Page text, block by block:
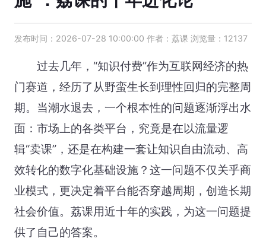
发布时间：2026-07-28 10:00:00 作者：荔课 浏览量：12137
过去几年，“知识付费”作为互联网经济的热
门赛道，经历了从野蛮生长到理性回归的完整周
期。当潮水退去，一个根本性的问题逐渐浮出水
面：市场上的各类平台，究竟是在以流量逻
辑“卖课”，还是在构建一套让知识自由流动、高
效转化的数字化基础设施？这一问题不仅关乎商
业模式，更决定着平台能否穿越周期，创造长期
社会价值。荔课用近十年的实践，为这一问题提
供了自己的答案。